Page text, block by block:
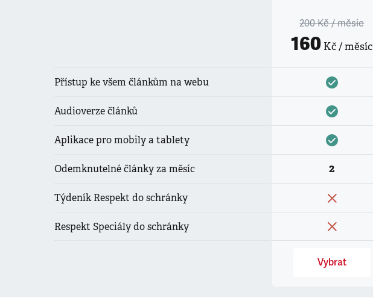
Přístup ke všem článkům na webu
Audioverze článků
Aplikace pro mobily a tablety
Odemknutelné články za měsíc
Týdeník Respekt do schránky
Respekt Speciály do schránky
200 Kč/ měsíc
160 Kč / měsíc
2
Vybrat